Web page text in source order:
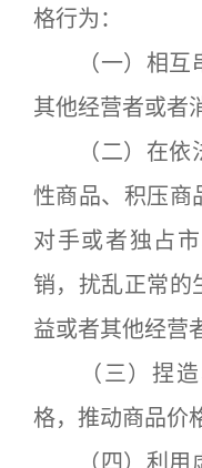
格行为：
（一）相互串
其他经营者或者
（二）在依法
性商品、积压商
对手或者独占
销，扰乱正常的
益或者其他经营
（三）捏造
格，推动商品价
（四）利用虚